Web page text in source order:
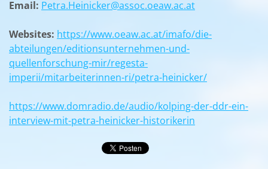
Email: Petra.Heinicker@assoc.oeaw.ac.at
Websites: https://www.oeaw.ac.at/imafo/die-
abteilungen/editionsunternehmen-und-
quellenforschung-mir/regesta-
imperii/mitarbeiterinnen-ri/petra-heinicker/
https://www.domradio.de/audio/kolping-der-ddr-ein-
interview-mit-petra-heinicker-historikerin